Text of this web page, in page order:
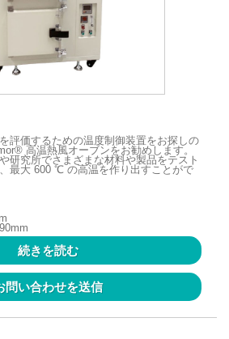
評価するための温度制御装置をお探しの
高温熱風オーブンをお勧めします。
研究所でさまざまな材料や製品をテスト
最大 600 ℃ の高温を作り出すことがで
続きを読む
問い合わせを送信